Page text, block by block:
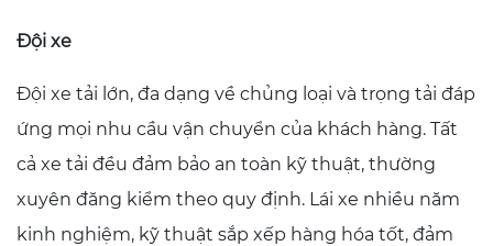
Đội xe
Đội xe tải lớn, đa dạng về chủng loại và trọng tải đáp
ứng mọi nhu cầu vận chuyển của khách hàng. Tất
cả xe tải đều đảm bảo an toàn kỹ thuật, thường
xuyên đăng kiểm theo quy định. Lái xe nhiều năm
kinh nghiệm, kỹ thuật sắp xếp hàng hóa tốt, đảm